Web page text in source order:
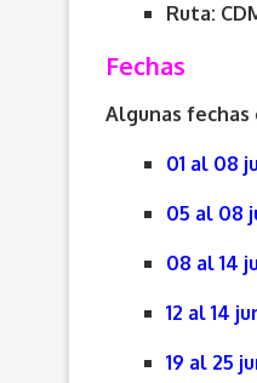
Ruta:
Fechas
Algunas fechas
01 al 08
05 al 08
08 al 14
12 al 14
19 al 25